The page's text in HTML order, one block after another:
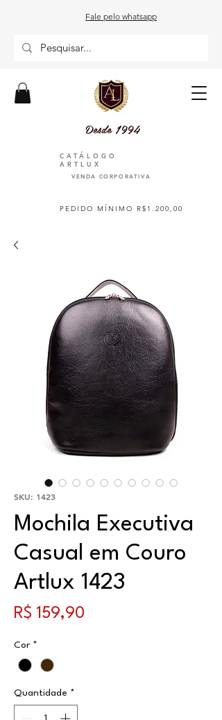
Fale pelo whatsapp
Desde 1994
PEDIDO MÍNIMO R$1.200,00
CATÁLOGO
ARTLUX
VENDA CORPORATIVA
SKU: 1423
Mochila Executiva
Casual em Couro
Artlux 1423
R$ 159,90
Cor *
Quantidade *